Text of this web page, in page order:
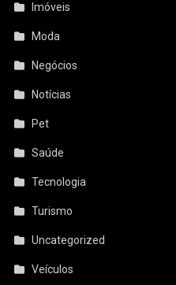
Imóveis
Moda
Negócios
Notícias
Pet
Saúde
Tecnologia
Turismo
Uncategorized
Veículos